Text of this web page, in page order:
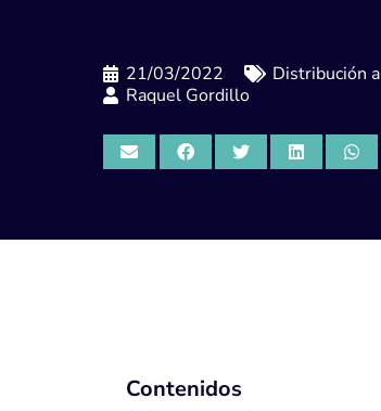
21/03/2022 Distribución
Raquel Gordillo
Contenidos